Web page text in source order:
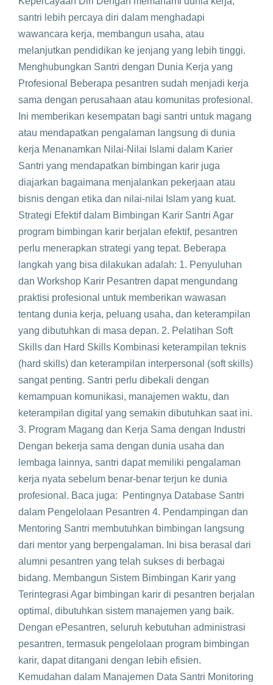
santri lebih percaya diri dalam menghadapi
wawancara kerja, membangun usaha, atau
melanjutkan pendidikan ke jenjang yang lebih tinggi.
Menghubungkan Santri dengan Dunia Kerja yang
Profesional Beberapa pesantren sudah menjadi kerja
sama dengan perusahaan atau komunitas profesional.
Ini memberikan kesempatan bagi santri untuk magang
atau mendapatkan pengalaman langsung di dunia
kerja Menanamkan Nilai-Nilai Islami dalam Karier
Santri yang mendapatkan bimbingan karir juga
diajarkan bagaimana menjalankan pekerjaan atau
bisnis dengan etika dan nilai-nilai Islam yang kuat.
Strategi Efektif dalam Bimbingan Karir Santri Agar
program bimbingan karir berjalan efektif, pesantren
perlu menerapkan strategi yang tepat. Beberapa
langkah yang bisa dilakukan adalah: 1. Penyuluhan
dan Workshop Karir Pesantren dapat mengundang
praktisi profesional untuk memberikan wawasan
tentang dunia kerja, peluang usaha, dan keterampilan
yang dibutuhkan di masa depan. 2. Pelatihan Soft
Skills dan Hard Skills Kombinasi keterampilan teknis
(hard skills) dan keterampilan interpersonal (soft skills)
sangat penting. Santri perlu dibekali dengan
kemampuan komunikasi, manajemen waktu, dan
keterampilan digital yang semakin dibutuhkan saat ini.
3. Program Magang dan Kerja Sama dengan Industri
Dengan bekerja sama dengan dunia usaha dan
lembaga lainnya, santri dapat memiliki pengalaman
kerja nyata sebelum benar-benar terjun ke dunia
profesional. Baca juga: Pentingnya Database Santri
dalam Pengelolaan Pesantren 4. Pendampingan dan
Mentoring Santri membutuhkan bimbingan langsung
dari mentor yang berpengalaman. Ini bisa berasal dari
alumni pesantren yang telah sukses di berbagai
bidang. Membangun Sistem Bimbingan Karir yang
Terintegrasi Agar bimbingan karir di pesantren berjalan
optimal, dibutuhkan sistem manajemen yang baik.
Dengan ePesantren, seluruh kebutuhan administrasi
pesantren, termasuk pengelolaan program bimbingan
karir, dapat ditangani dengan lebih efisien.
Kemudahan dalam Manajemen Data Santri Monitoring